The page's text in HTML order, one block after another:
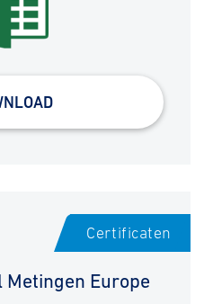
Certificaten
Metingen Europe